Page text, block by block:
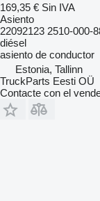
169,35 € Sin IVA
Asiento
22092123 2510-000-
diésel
asiento de conductor
Estonia, Tallinn
TruckParts Eesti OÜ
Contacte con el